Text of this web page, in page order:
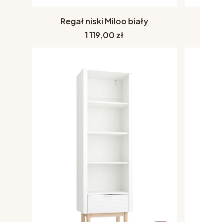
Regał niski Miloo biały
Cena
1 119,00 zł